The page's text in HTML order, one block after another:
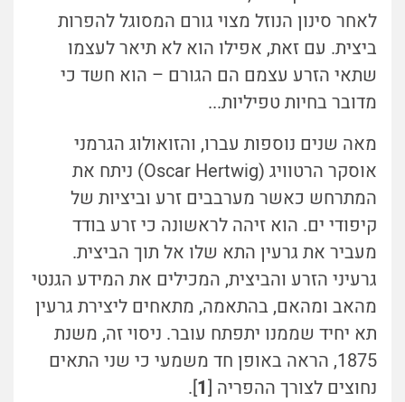
לאחר סינון הנוזל מצוי גורם המסוגל להפרות
ביצית. עם זאת, אפילו הוא לא תיאר לעצמו
שתאי הזרע עצמם הם הגורם – הוא חשד כי
מדובר בחיות טפיליות...
מאה שנים נוספות עברו, והזואולוג הגרמני
אוסקר הרטוויג (Oscar Hertwig) ניתח את
המתרחש כאשר מערבבים זרע וביציות של
קיפודי ים. הוא זיהה לראשונה כי זרע בודד
מעביר את גרעין התא שלו אל תוך הביצית.
גרעיני הזרע והביצית, המכילים את המידע הגנטי
מהאב ומהאם, בהתאמה, מתאחים ליצירת גרעין
תא יחיד שממנו יתפתח עובר. ניסוי זה, משנת
1875, הראה באופן חד משמעי כי שני התאים
נחוצים לצורך ההפריה [1
].